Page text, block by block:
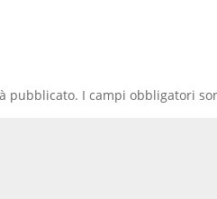
pubblicato. I campi obbligatori